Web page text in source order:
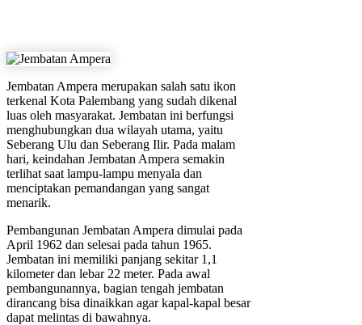
Jembatan Ampera merupakan salah satu ikon
terkenal Kota Palembang yang sudah dikenal
luas oleh masyarakat. Jembatan ini berfungsi
menghubungkan dua wilayah utama, yaitu
Seberang Ulu dan Seberang Ilir. Pada malam
hari, keindahan Jembatan Ampera semakin
terlihat saat lampu-lampu menyala dan
menciptakan pemandangan yang sangat
menarik.
Pembangunan Jembatan Ampera dimulai pada
April 1962 dan selesai pada tahun 1965.
Jembatan ini memiliki panjang sekitar 1,1
kilometer dan lebar 22 meter. Pada awal
pembangunannya, bagian tengah jembatan
dirancang bisa dinaikkan agar kapal-kapal besar
dapat melintas di bawahnya.